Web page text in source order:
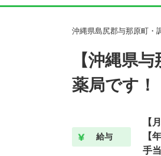
沖縄県島尻郡与那原町・
【沖縄県
薬局です！
給与
【
【
手